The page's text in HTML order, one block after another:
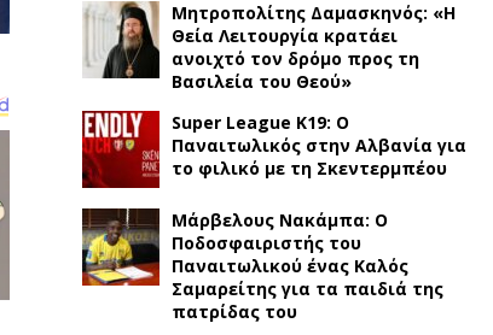
Μητροπολίτης Δαμασκηνός: «Η
Θεία Λειτουργία κρατάει
ανοιχτό τον δρόμο προς τη
Βασιλεία του Θεού»
Super League K19: Ο
Παναιτωλικός στην Αλβανία για
το φιλικό με τη Σκεντερμπέου
Μάρβελους Νακάμπα: Ο
Ποδοσφαιριστής του
Παναιτωλικού ένας Καλός
Σαμαρείτης για τα παιδιά της
πατρίδας του